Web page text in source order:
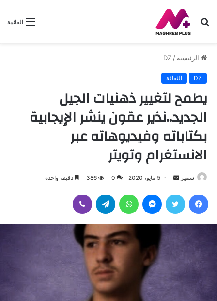
القائمة
بحث
عن
الرئيسية /
DZ
DZ الثقافة
يطمح لتغيير ذهنيات الجيل
الجديد..نذير عقون ينشر الإيجابية
بكتاباته وفيديوهاته عبر
الانستغرام وتويتر
سمير
س
ل
ب
5 مايو، 2020 0
386 دقيقة واحدة